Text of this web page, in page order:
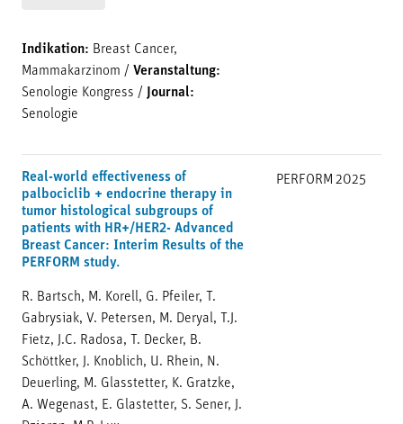
Indikation: Breast Cancer,
Mammakarzinom / Veranstaltung:
Senologie Kongress /
Journal:
Senologie
Real-world effectiveness of
palbociclib + endocrine therapy in
tumor histological subgroups of
patients with HR+/HER2- Advanced
Breast Cancer: Interim Results of the
PERFORM study.
R. Bartsch, M. Korell, G. Pfeiler, T.
Gabrysiak, V. Petersen, M. Deryal, T.J.
Fietz, J.C. Radosa, T. Decker, B.
Schöttker, J. Knoblich, U. Rhein, N.
Deuerling, M. Glasstetter, K. Gratzke,
A. Wegenast, E. Glastetter, S. Sener, J.
PERFORM 2025